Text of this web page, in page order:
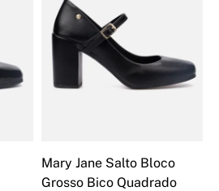
Mary Jane Salto Bloco
Grosso Bico Quadrado